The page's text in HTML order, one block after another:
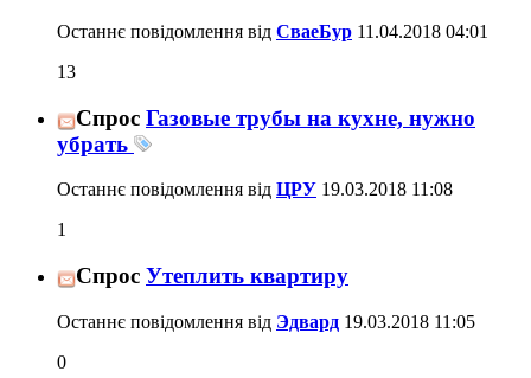
Останнє повідомлення від СваеБур 11.04.2018 04:01
13
Спрос Газовые трубы на кухне, нужно
убрать
Останнє повідомлення від ЦРУ 19.03.2018 11:08
1
Спрос Утеплить квартиру
Останнє повідомлення від Эдвард 19.03.2018 11:05
0